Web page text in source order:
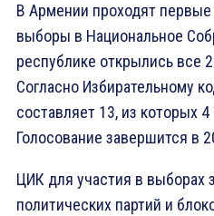
В Армении проходят
выборы в Национальное
республике открылись все
Согласно Избирательному
составляет 13, из которых
Голосование завершится в
ЦИК для участия в выборах
политических партий и